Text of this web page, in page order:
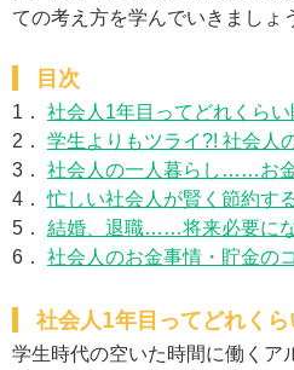
ての考え方を学んでいきましょ
目次
1． 社会人1年目ってどれくら
2． 学生よりもツライ?! 社会人
3． 社会人の一人暮らし……お
4．忙しい社会人が賢く節約す
5． 結婚、退職……将来必要に
6． 社会人のお金事情・貯金の
社会人1年目ってどれく
学生時代の空いた時間に働くア